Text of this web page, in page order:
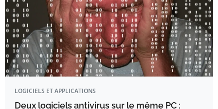
LOGICIELS ET APPLICATIONS
Deux logiciels antivirus sur le même PC :